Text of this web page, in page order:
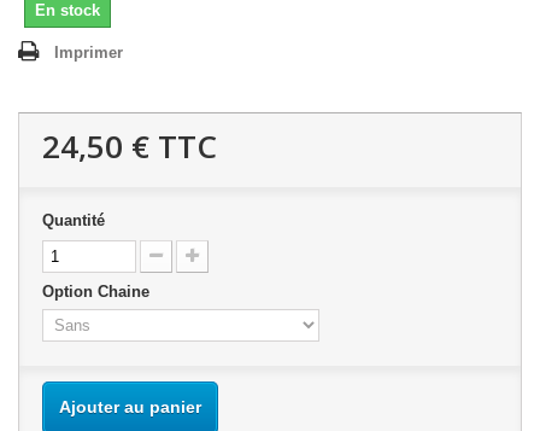
En stock
Imprimer
24,50 € TTC
Quantité
Option Chaine
Ajouter au panier